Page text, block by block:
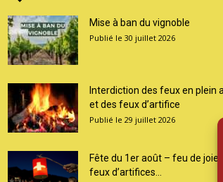
Mise à ban du vignoble
30 juillet 2026
Interdiction des feux en plein
et des feux d’artifice
29 juillet 2026
Fête du 1er août – feu de joie
feux d’artifices...